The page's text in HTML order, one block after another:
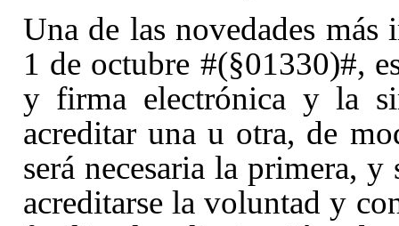
Una de las novedades
1 de octubre #(§01330)#,
y firma electrónica y la
acreditar una u otra, de
será necesaria la primera,
acreditarse la voluntad y